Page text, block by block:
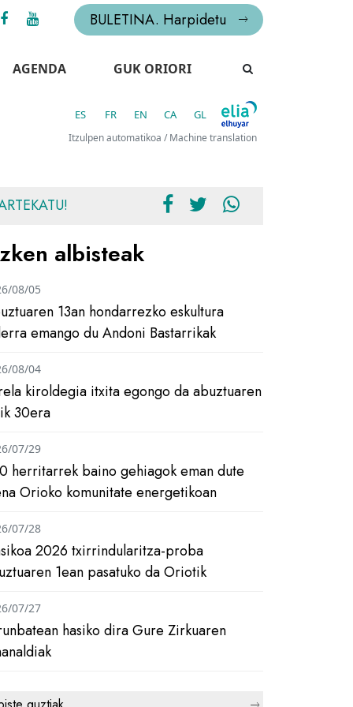
BULETINA. Harpidetu
AGENDA GUK ORIORI
ES FR EN CA GL
Itzulpen automatikoa / Machine translation
albisteak
13an hondarrezko eskultura
emango du Andoni Bastarrikak
08/05
kiroldegia itxita egongo da abuztuaren
30era
08/04
herritarrek baino gehiagok eman dute
Orioko komunitate energetikoan
07/29
2026 txirrindularitza-proba
1ean pasatuko da Oriotik
07/28
hasiko dira Gure Zirkuaren
07/27